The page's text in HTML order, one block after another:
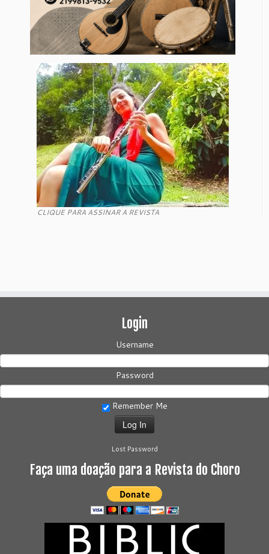
CLIQUE PARA ASSINAR A REVISTA
Login
Username
Password
Remember Me
Lost Password
Faça uma doação para a Revista do Choro